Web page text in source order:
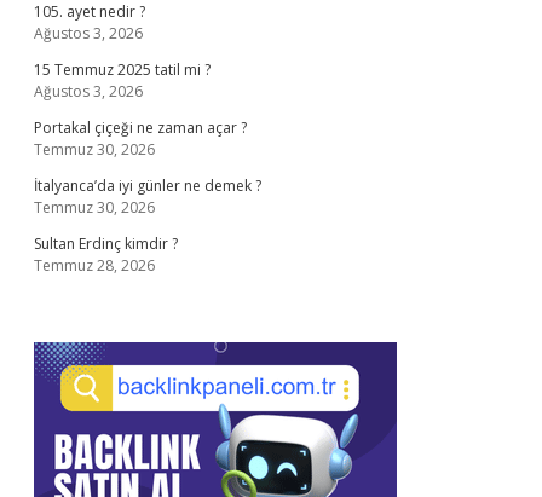
105. ayet nedir ?
Ağustos 3, 2026
15 Temmuz 2025 tatil mi ?
Ağustos 3, 2026
Portakal çiçeği ne zaman açar ?
Temmuz 30, 2026
İtalyanca’da iyi günler ne demek ?
Temmuz 30, 2026
Sultan Erdinç kimdir ?
Temmuz 28, 2026